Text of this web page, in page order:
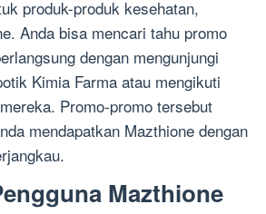
produk-produk kesehatan,
Anda bisa mencari tahu promo
dengan mengunjungi
Kimia Farma atau mengikuti
Promo-promo tersebut
mendapatkan Mazthione dengan
Mazthione